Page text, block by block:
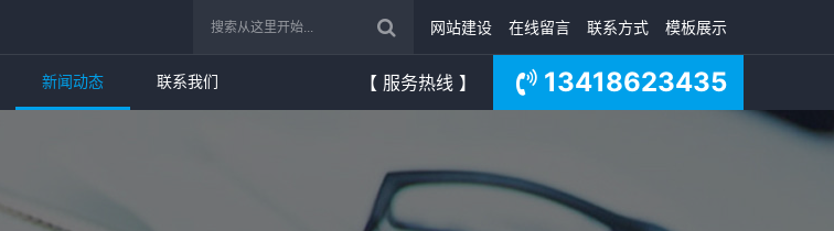
网站建设 在线留言 联系方式 模板展示
新闻动态 联系我们 【 服务热线 】 13418623435